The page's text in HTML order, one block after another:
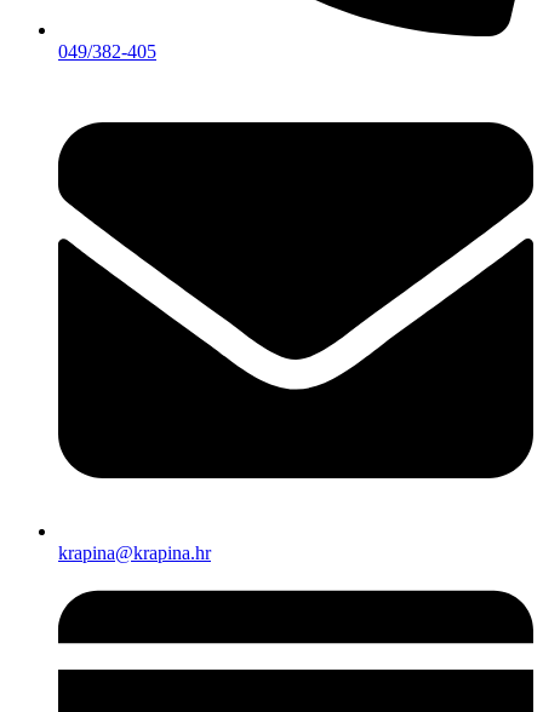
049/382-405
krapina@krapina.hr